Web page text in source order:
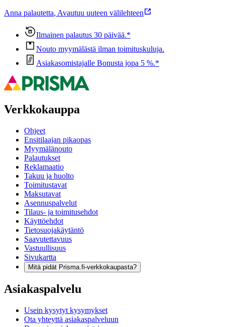
Anna palautetta, Avautuu uuteen välilehteen
Ilmainen palautus 30 päivää.*
Nouto myymälästä ilman toimituskuluja.
Asiakasomistajalle Bonusta jopa 5 %.*
Verkkokauppa
Ohjeet
Ensitilaajan pikaopas
Myymälänouto
Palautukset
Reklamaatio
Takuu ja huolto
Toimitustavat
Maksutavat
Asennuspalvelut
Tilaus- ja toimitusehdot
Käyttöehdot
Tietosuojakäytäntö
Saavutettavuus
Vastuullisuus
Sivukartta
Mitä pidät Prisma.fi-verkkokaupasta?
Asiakaspalvelu
Usein kysytyt kysymykset
Ota yhteyttä asiakaspalveluun